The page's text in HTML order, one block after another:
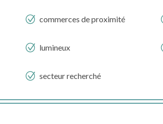
commerces de proximité
lumineux
secteur recherché